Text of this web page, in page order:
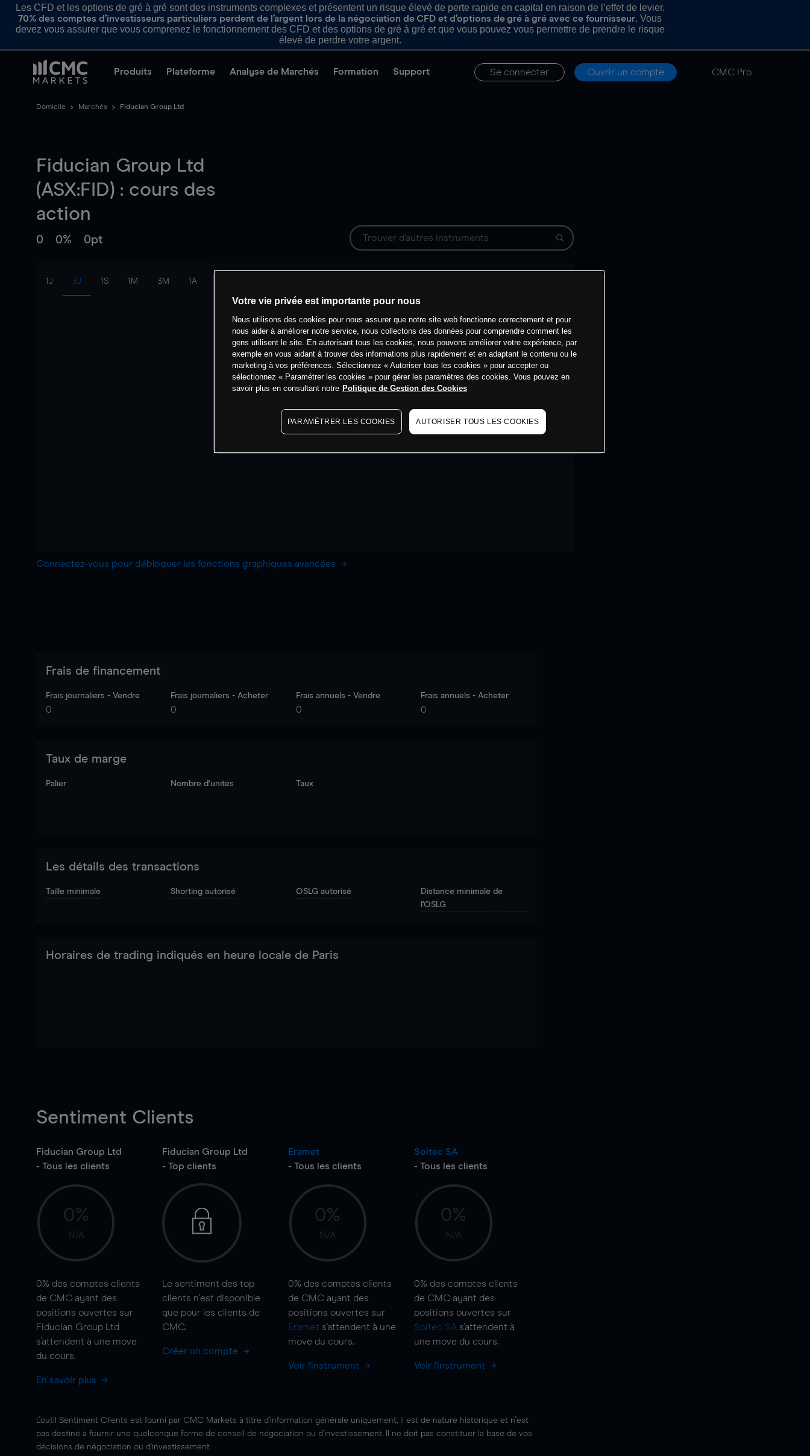
Les CFD et les options de gré à gré sont des instruments complexes et présentent un risque élevé de perte rapide en capital en raison de l’effet de levier.
70% des comptes d’investisseurs particuliers perdent de l’argent lors de la négociation de CFD et d’options de gré à gré avec ce fournisseur. Vous
devez vous assurer que vous comprenez le fonctionnement des CFD et des options de gré à gré et que vous pouvez vous permettre de prendre le risque
élevé de perdre votre argent.
Produits Plateforme Analyse de Marchés Formation Support Se connecter Ouvrir un compte CMC Pro
Domicile Marchés Fiducian Group Ltd
Fiducian Group Ltd
(ASX:FID) : cours des
action
0 0% 0pt
1J 3J 1S 1M 3M 1A
Connectez-vous pour débloquer les fonctions graphiques avancées
Frais de financement
Frais journaliers - Vendre
0
Frais journaliers - Acheter
0
Frais annuels - Vendre
0
Frais annuels - Acheter
0
Taux de marge
Palier Nombre d’unités Taux
Les détails des transactions
Taille minimale Shorting autorisé OSLG autorisé
Distance minimale de
l'OSLG
Horaires de trading indiqués en heure locale de Paris
Sentiment Clients
Fiducian Group Ltd
- Tous les clients
0%
N/A
0% des comptes clients
de CMC ayant des
positions ouvertes sur
Fiducian Group Ltd
s'attendent à une move
du cours.
En savoir plus
Fiducian Group Ltd
- Top clients
Le sentiment des top
clients n'est disponible
que pour les clients de
CMC.
Créer un compte
Eramet
- Tous les clients
0%
N/A
0% des comptes clients
de CMC ayant des
positions ouvertes sur
Eramet s'attendent à une
move du cours.
Voir l'instrument
Soitec SA
- Tous les clients
0%
N/A
0% des comptes clients
de CMC ayant des
positions ouvertes sur
Soitec SA s'attendent à
une move du cours.
Voir l'instrument
L'outil Sentiment Clients est fourni par CMC Markets à titre d'information générale uniquement, il est de nature historique et n'est
pas destiné à fournir une quelconque forme de conseil de négociation ou d'investissement. Il ne doit pas constituer la base de vos
décisions de négociation ou d'investissement.
Votre vie privée est importante pour nous
Nous utilisons des cookies pour nous assurer que notre site web fonctionne correctement et pour
nous aider à améliorer notre service, nous collectons des données pour comprendre comment les
gens utilisent le site. En autorisant tous les cookies, nous pouvons améliorer votre expérience, par
exemple en vous aidant à trouver des informations plus rapidement et en adaptant le contenu ou le
marketing à vos préférences. Sélectionnez « Autoriser tous les cookies » pour accepter ou
sélectionnez « Paramétrer les cookies » pour gérer les paramètres des cookies. Vous pouvez en
savoir plus en consultant notre Politique de Gestion des Cookies
PARAMÉTRER LES COOKIES AUTORISER TOUS LES COOKIES